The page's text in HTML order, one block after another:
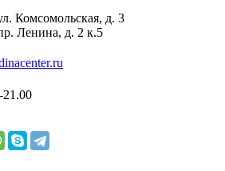
Комсомольская, д. 3
Ленина, д. 2 к.5